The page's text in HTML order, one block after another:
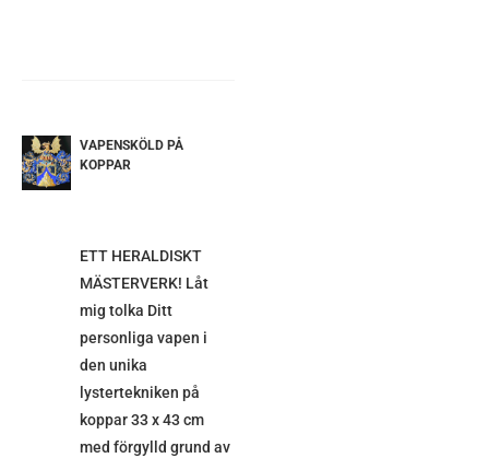
VAPENSKÖLD PÅ
KOPPAR
ETT HERALDISKT
MÄSTERVERK! Låt
mig tolka Ditt
personliga vapen i
den unika
lystertekniken på
koppar 33 x 43 cm
med förgylld grund av